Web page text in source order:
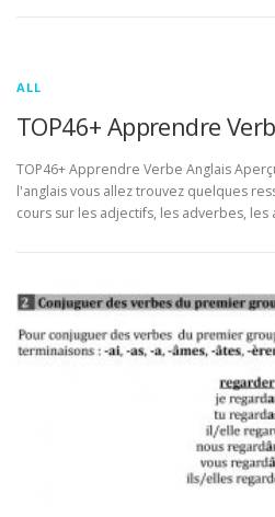
ALL
TOP46+ Apprendre
TOP46+ Apprendre Verbe Anglais
l'anglais vous allez trouvez quelques
cours sur les adjectifs, les adverbes, les